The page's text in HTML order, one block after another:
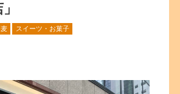
スイーツ・お菓子